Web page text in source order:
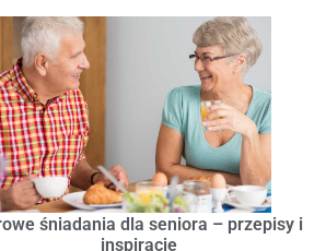
śniadania dla seniora – przepisy i
inspiracje